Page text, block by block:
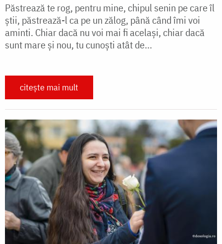
Păstrează te rog, pentru mine, chipul senin pe care îl
știi, păstrează-l ca pe un zălog, până când îmi voi
aminti. Chiar dacă nu voi mai fi același, chiar dacă
sunt mare și nou, tu cunoști atât de...
citește mai mult